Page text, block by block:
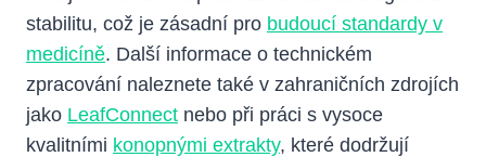
stabilitu, což je zásadní pro budoucí standardy v
medicíně. Další informace o technickém
zpracování naleznete také v zahraničních zdrojích
jako LeafConnect nebo při práci s vysoce
kvalitními konopnými extrakty, které dodržují